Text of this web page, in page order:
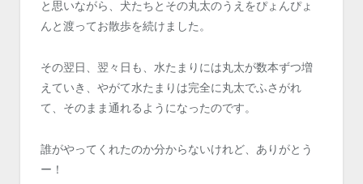
と思いながら、犬たちとその丸太のうえをぴょんぴょ
んと渡ってお散歩を続けました。
その翌日、翌々日も、水たまりには丸太が数本ずつ増
えていき、やがて水たまりは完全に丸太でふさがれ
て、そのまま通れるようになったのです。
誰がやってくれたのか分からないけれど、ありがとう
ー！